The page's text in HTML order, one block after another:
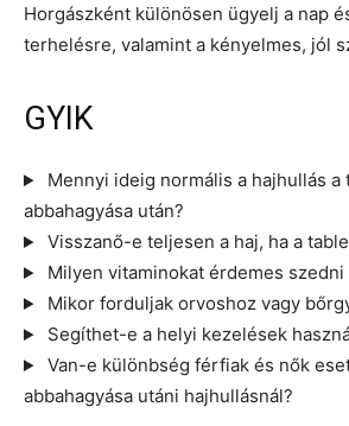
Horgászként különösen ügyelj a nap
terhelésre, valamint a kényelmes, jól
GYIK
Mennyi ideig normális a hajhullás a
abbahagyása után?
Visszanő-e teljesen a haj, ha a
Milyen vitaminokat érdemes
Mikor forduljak orvoshoz vagy
Segíthet-e a helyi kezelések
Van-e különbség férfiak és nők
abbahagyása utáni hajhullásnál?